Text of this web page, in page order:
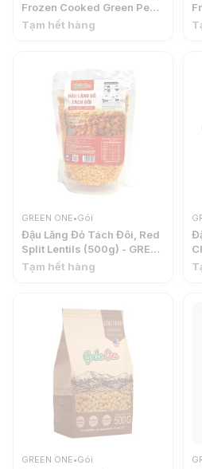
Frozen Cooked Green Peas
(1kg) - GREEN ONE
Tạm hết hàng
GREEN ONE•Gói
Đậu Lăng Đỏ Tách Đôi, Red
Split Lentils (500g) - GREEN
ONE
Tạm hết hàng
GREEN ONE•Gói